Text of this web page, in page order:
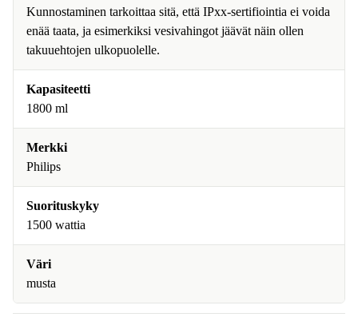
Kunnostaminen tarkoittaa sitä, että IPxx-sertifiointia ei voida
enää taata, ja esimerkiksi vesivahingot jäävät näin ollen
takuuehtojen ulkopuolelle.
Kapasiteetti
1800 ml
Merkki
Philips
Suorituskyky
1500 wattia
Väri
musta